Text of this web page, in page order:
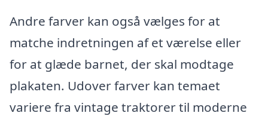
Andre farver kan også vælges for at
matche indretningen af et værelse eller
for at glæde barnet, der skal modtage
plakaten. Udover farver kan temaet
variere fra vintage traktorer til moderne